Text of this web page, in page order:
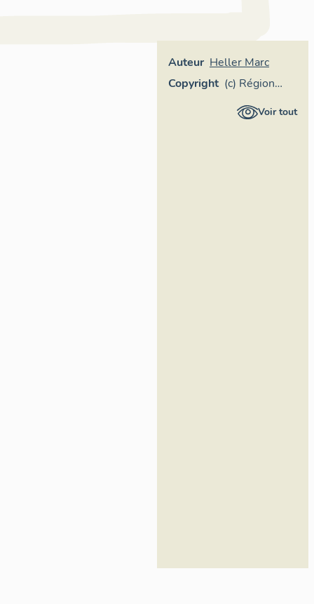
Auteur Heller Marc
Copyright (c) Région
Provence-Voir tout